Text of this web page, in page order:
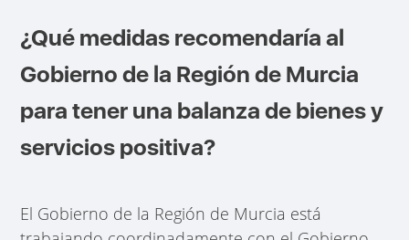
¿Qué medidas recomendaría al
Gobierno de la Región de Murcia
para tener una balanza de bienes y
servicios positiva?
El Gobierno de la Región de Murcia está